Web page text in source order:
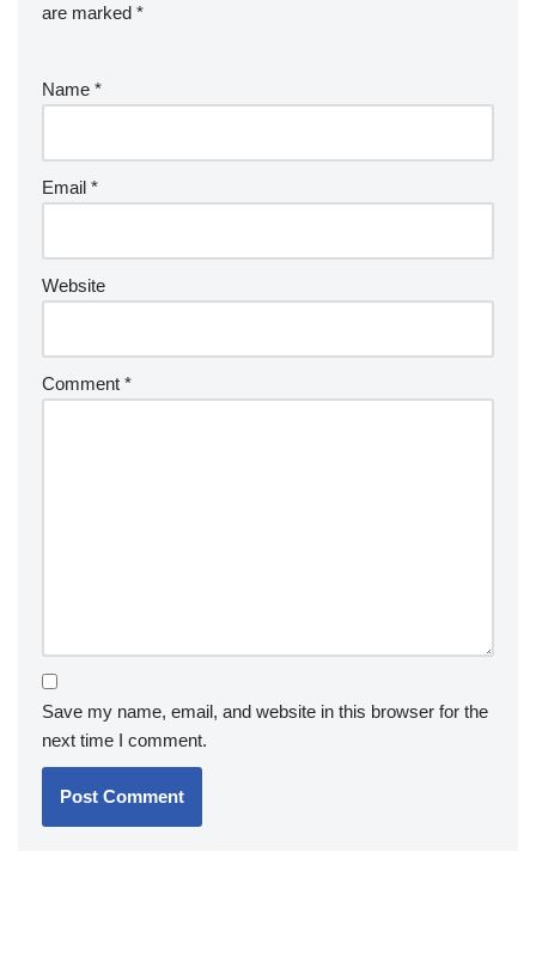
are marked *
Name *
Email *
Website
Comment *
Save my name, email, and website in this browser for the
next time I comment.